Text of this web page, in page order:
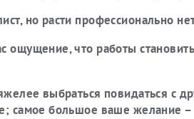
но расти профессионально
что работы
выбраться повидаться с
самое большое ваше желание –